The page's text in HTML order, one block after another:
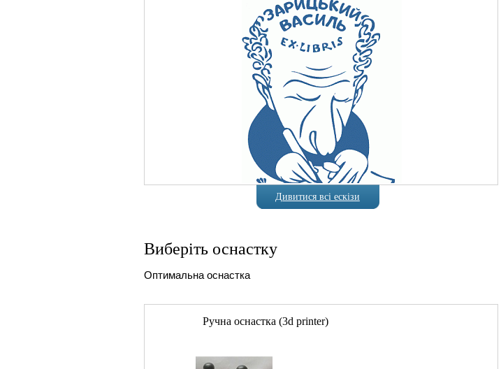
Дивитися всі ескізи
Виберіть оснастку
Оптимальна оснастка
Ручна оснастка (3d printer)